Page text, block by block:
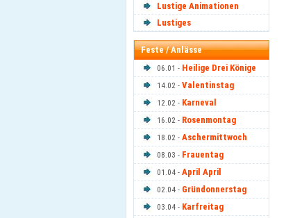
Lustige Animationen
Lustiges
Feste / Anlässe
06.01 - Heilige Drei Könige
14.02 - Valentinstag
12.02 - Karneval
16.02 - Rosenmontag
18.02 - Aschermittwoch
08.03 - Frauentag
01.04 - April April
02.04 - Gründonnerstag
03.04 - Karfreitag